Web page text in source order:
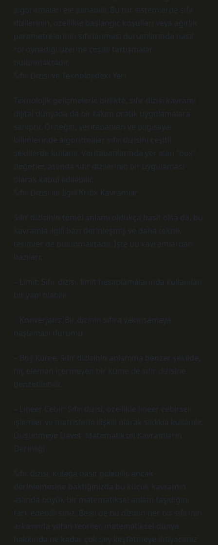
algoritmaları ele alınabilir. Bu tür sistemlerde sıfır
dizilerinin, özellikle başlangıç koşulları veya ağırlık
parametrelerinin sıfırlanması durumlarında nasıl
rol oynadığı üzerine çeşitli tartışmalar
bulunmaktadır.
Sıfır Dizisi ve Teknolojideki Yeri
Teknolojik gelişmelerle birlikte, sıfır dizisi kavramı
dijital dünyada da bir takım pratik uygulamalara
sahiptir. Örneğin, veritabanları ve bilgisayar
bilimlerinde algoritmalar sıfır dizisini çeşitli
şekillerde kullanır. Veritabanlarında yer alan “boş”
değerler, aslında sıfır dizilerinin bir uygulaması
olarak kabul edilebilir.
Sıfır Dizisi ile İlgili Kritik Kavramlar
Sıfır dizisinin temel anlamı oldukça basit olsa da, bu
kavramla ilgili bazı derinleşmiş ve daha teknik
terimler de bulunmaktadır. İşte bu kavramlardan
bazıları:
– Limit: Sıfır dizisi, limit hesaplamalarında kullanılan
bir yapı olabilir.
– Konverjans: Bir dizinin sıfıra yakınsamaya
başlaması durumu.
– Boş Küme: Sıfır dizisinin anlamına benzer şekilde,
hiç eleman içermeyen bir küme de sıfır dizisine
benzetilebilir.
– Lineer Cebir: Sıfır dizisi, özellikle lineer cebirsel
işlemler ve matrislerle ilişkili olarak sıklıkla kullanılır.
Düşünmeye Davet: Matematiksel Kavramların
Derinliği
Sıfır dizisi, kulağa basit gelebilir, ancak
derinlemesine baktığınızda bu küçük kavramın
aslında büyük bir matematiksel anlam taşıdığını
fark edebilirsiniz. Belki de bu dizinin her bir sıfırının
arkasında yatan teoriler, matematiksel dünya
hakkında ne kadar çok şey keşfetmeye ihtiyacımız